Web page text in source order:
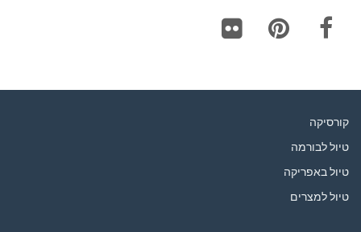
קורסיקה
טיול לבורמה
טיול באפריקה
טיול למצרים